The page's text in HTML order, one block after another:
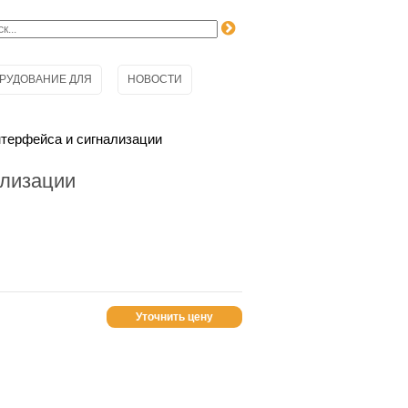
ДЛЯ НОВОСТИ
и сигнализации
Уточнить цену